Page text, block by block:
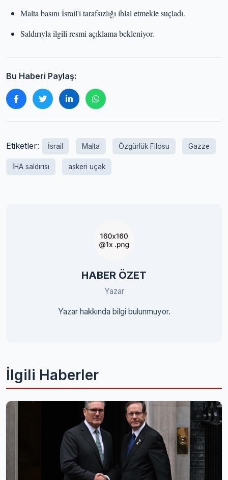
Malta basını İsrail'i tarafsızlığı ihlal etmekle suçladı.
Saldırıyla ilgili resmi açıklama bekleniyor.
Bu Haberi Paylaş:
Etiketler: İsrail Malta Özgürlük Filosu Gazze
İHA saldırısı askeri uçak
HABER ÖZET
Yazar
Yazar hakkında bilgi bulunmuyor.
İlgili Haberler